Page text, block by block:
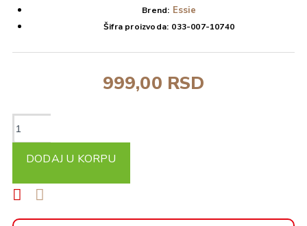
999,00 RSD
Brend: Essie
Šifra proizvoda: 033-007-10740
DODAJ U KORPU